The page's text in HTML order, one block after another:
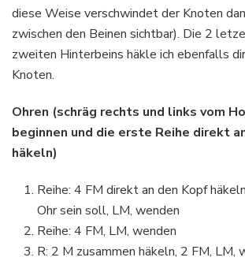
diese Weise verschwindet der Knoten
zwischen den Beinen sichtbar). Die 2
zweiten Hinterbeins häkle ich ebenfalls
Knoten.
Ohren (schräg rechts und links vom
beginnen und die erste Reihe direkt
häkeln)
Reihe: 4 FM direkt an den Kopf
Ohr sein soll, LM, wenden
Reihe: 4 FM, LM, wenden
R: 2 M zusammen häkeln, 2 FM, LM,